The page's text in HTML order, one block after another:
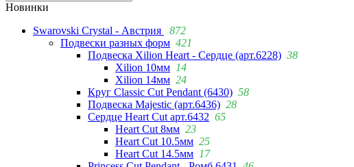
Новинки
Swarovski Crystal - Австрия
872
Подвески разных форм 421
Подвеска Xilion Heart - Сердце (арт.6228) 38
Xilion 10мм 14
Xilion 14мм 24
Круг Classic Cut Pendant (6430) 58
Подвеска Majestic (арт.6436) 28
Сердце Heart Cut арт.6432 65
Heart Cut 8мм 23
Heart Cut 10.5мм 25
Heart Cut 14.5мм 17